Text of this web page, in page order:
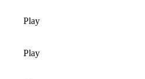
Play
Play